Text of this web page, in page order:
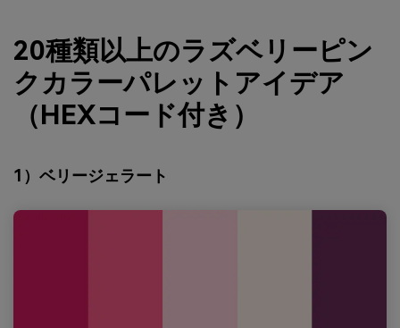
20種類以上のラズベリーピン
クカラーパレットアイデア
（HEXコード付き）
1）ベリージェラート